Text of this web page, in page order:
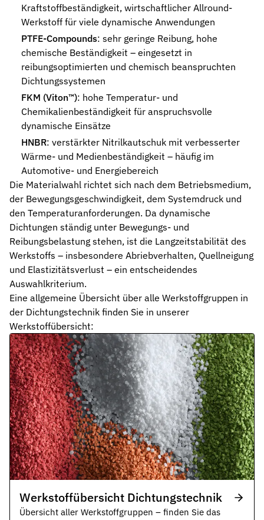
Kraftstoffbeständigkeit, wirtschaftlicher Allround-
Werkstoff für viele dynamische Anwendungen
PTFE-Compounds: sehr geringe Reibung, hohe
chemische Beständigkeit – eingesetzt in
reibungsoptimierten und chemisch beanspruchten
Dichtungssystemen
FKM (Viton™): hohe Temperatur- und
Chemikalienbeständigkeit für anspruchsvolle
dynamische Einsätze
HNBR: verstärkter Nitrilkautschuk mit verbesserter
Wärme- und Medienbeständigkeit – häufig im
Automotive- und Energiebereich
Die Materialwahl richtet sich nach dem Betriebsmedium,
der Bewegungsgeschwindigkeit, dem Systemdruck und
den Temperaturanforderungen. Da dynamische
Dichtungen ständig unter Bewegungs- und
Reibungsbelastung stehen, ist die Langzeitstabilität des
Werkstoffs – insbesondere Abriebverhalten, Quellneigung
und Elastizitätsverlust – ein entscheidendes
Auswahlkriterium.
Eine allgemeine Übersicht über alle Werkstoffgruppen in
der Dichtungstechnik finden Sie in unserer
Werkstoffübersicht:
Werkstoffübersicht Dichtungstechnik
Übersicht aller Werkstoffgruppen – finden Sie das